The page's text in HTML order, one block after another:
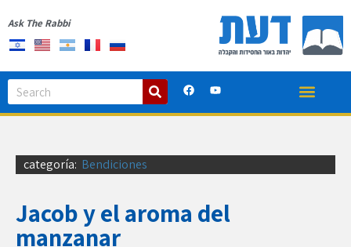
Ask The Rabbi
categoría: Bendiciones
Jacob y el aroma del
manzanar